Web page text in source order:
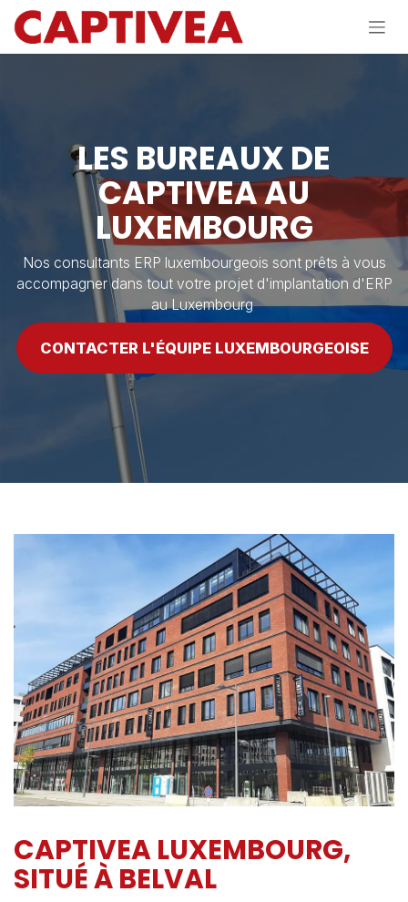
Se rendre au contenu
LES BUREAUX DE
CAPTIVEA AU
LUXEMBOURG
Nos consultants ERP luxembourgeois sont prêts à vous
accompagner dans tout votre projet d'implantation d'ERP
au Luxembourg
CONTACTER L'ÉQUIPE LUXEMBOURGEOISE
CAPTIVEA LUXEMBOURG,
SITUÉ À BELVAL